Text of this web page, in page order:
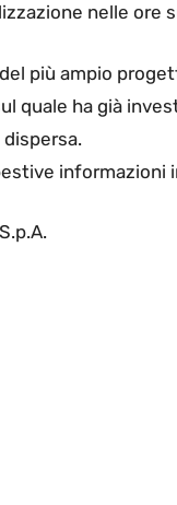
nelle ore
più ampio
quale ha già
dispersa.
informazioni